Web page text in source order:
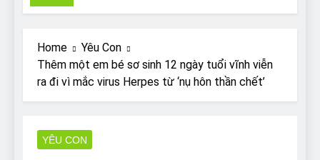
Why Do Bulldogs Snore?
And How to Minimize It!
7 Năm Ago
Home
Yêu Con
Thêm một em bé sơ sinh 12 ngày tuổi vĩnh viễn
ra đi vì mắc virus Herpes từ ‘nụ hôn thần chết’
YÊU CON